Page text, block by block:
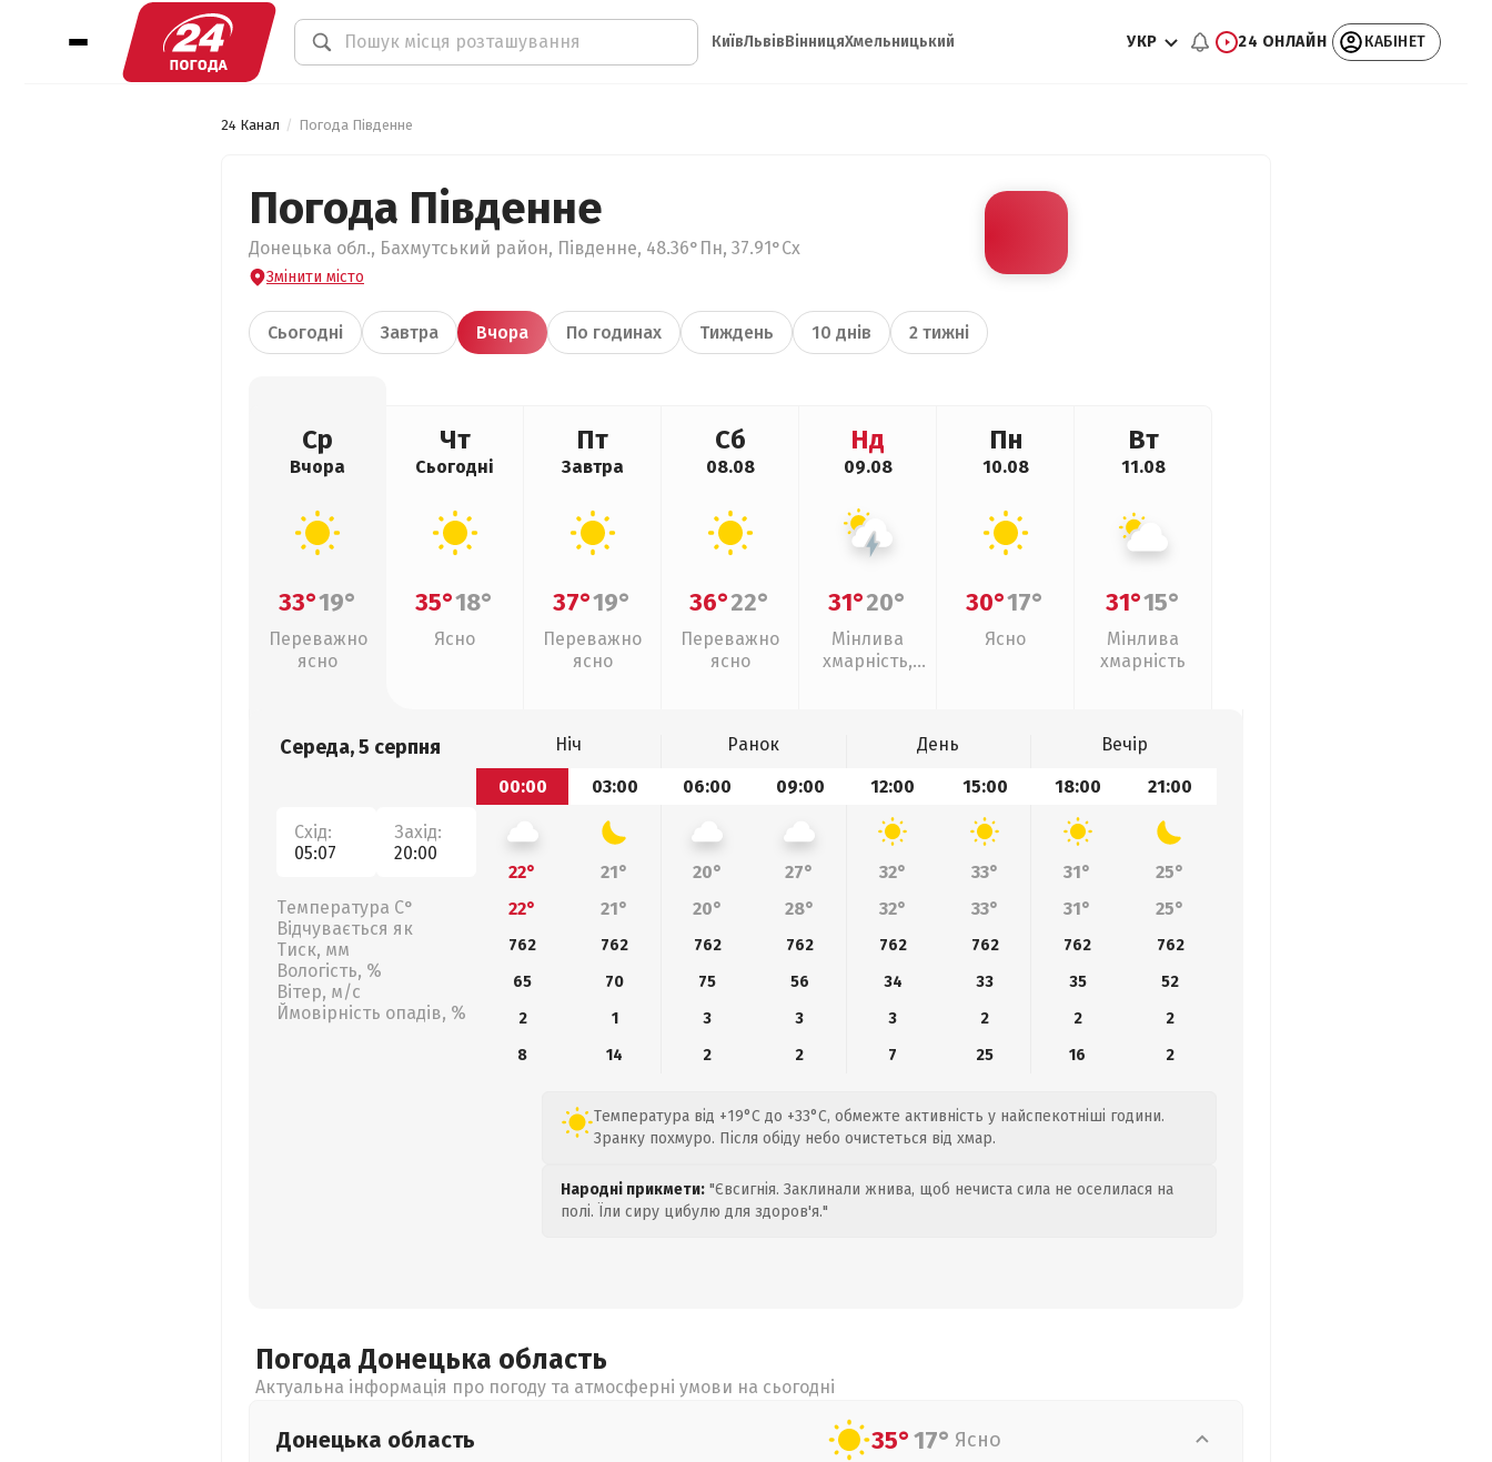
КиївЛьвівВінницяХмельницький УКР 24 ОНЛАЙН КАБІНЕТ
24 Канал Погода Південне
Погода Південне
Донецька обл., Бахмутський район, Південне, 48.36°Пн, 37.91°Сх
Змінити місто
Сьогодні Завтра Вчора По годинах Тиждень 10 днів 2 тижні
Ср
Вчора
33°19°
Переважно
ясно
Чт
Сьогодні
35°18°
Ясно
Пт
Завтра
37°19°
Переважно
ясно
Сб
08.08
36°22°
Переважно
ясно
Нд
09.08
31°20°
Мінлива
хмарність,
Пн
10.08
30°17°
Ясно
Вт
11.08
31°15°
Мінлива
хмарність
Середа, 5 серпня
Схід:
05:07
Захід:
20:00
Температура С°
Відчувається як
Тиск, мм
Вологість, %
Вітер, м/с
Ймовірність опадів, %
Ніч Ранок День
Вечір
00:00
03:00 06:00 09:00 12:00 15:00 18:00 21:00
22° 21° 20° 27° 32° 33° 31°
25°
22°
21° 20° 28° 32° 33° 31° 25°
762 762 762 762 762 762 762
762
65
70 75 56 34 33 35
52
2
1 3 3 3 2 2
2
8
14 2 2 7 25 16 2
Температура від +19°C до +33°C, обмежте активність у найспекотніші години.
Зранку похмуро. Після обіду небо очистеться від хмар.
Народні прикмети: "Євсигнія. Заклинали жнива, щоб нечиста сила не оселилася на
полі. Їли сиру цибулю для здоров'я."
Погода Донецька область
Актуальна інформація про погоду та атмосферні умови на сьогодні
Донецька область 35°17° Ясно